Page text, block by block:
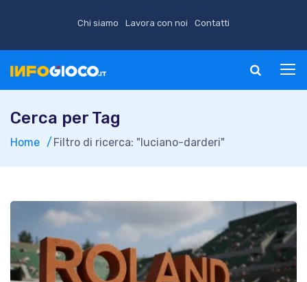
Chi siamo Lavora con noi Contatti
Cerca per Tag
Home Filtro di ricerca: "luciano-darderi"